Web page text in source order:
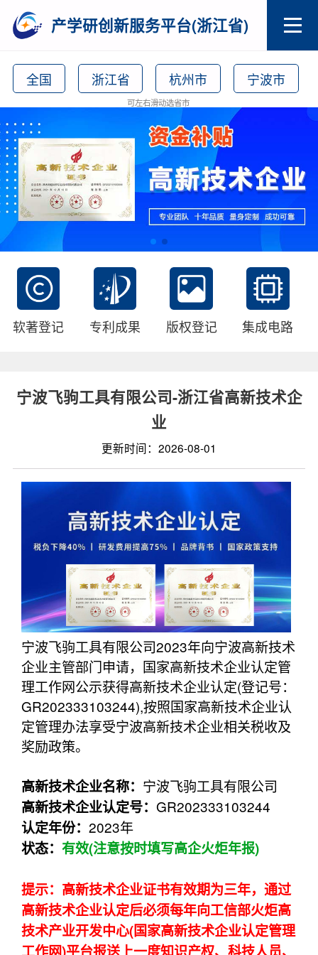
产学研创新服务平台(浙江省)
全国 浙江省 杭州市 宁波市
可左右滑动选省市
软著登记 专利成果 版权登记 集成电路
宁波飞驹工具有限公司-浙江省高新技术企
业
更新时间：2026-08-01
宁波飞驹工具有限公司2023年向宁波高新技术
企业主管部门申请，国家高新技术企业认定管
理工作网公示获得高新技术企业认定(登记号：
GR202333103244),按照国家高新技术企业认
定管理办法享受宁波高新技术企业相关税收及
奖励政策。
高新技术企业名称： 宁波飞驹工具有限公司
高新技术企业认定号： GR202333103244
认定年份： 2023年
状态： 有效(注意按时填写高企火炬年报)
提示：高新技术企业证书有效期为三年，通过
高新技术企业认定后必须每年向工信部火炬高
技术产业开发中心(国家高新技术企业认定管理
工作网)平台报送上一度知识产权、科技人员、